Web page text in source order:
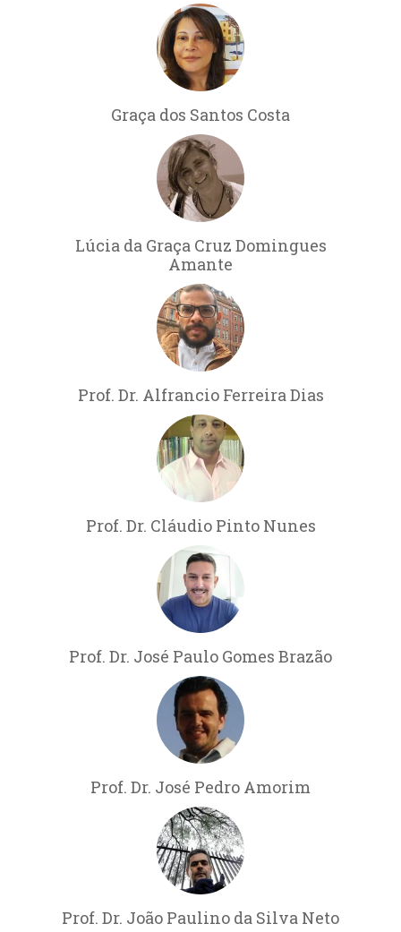
Graça dos Santos Costa
Lúcia da Graça Cruz Domingues
Amante
Prof. Dr. Alfrancio Ferreira Dias
Prof. Dr. Cláudio Pinto Nunes
Prof. Dr. José Paulo Gomes Brazão
Prof. Dr. José Pedro Amorim
Prof. Dr. João Paulino da Silva Neto